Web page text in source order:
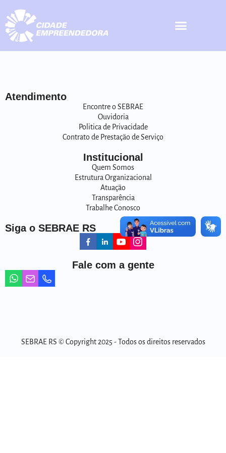
Atendimento
Encontre o SEBRAE
Ouvidoria
Politica de Privacidade
Contrato de Prestação de Serviço
Institucional
Quem Somos
Estrutura Organizacional
Atuação
Transparência
Trabalhe Conosco
Siga o SEBRAE RS
Fale com a gente
SEBRAE RS © Copyright 2025 - Todos os direitos reservados